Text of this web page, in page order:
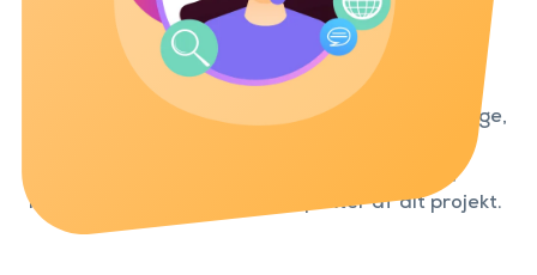
Dedikeret support
Du får en dedikeret kontaktperson hos Funbridge,
spørgsmål og guider dig gennem de tekniske,
redaktionelle og praktiske aspekter af dit projekt.